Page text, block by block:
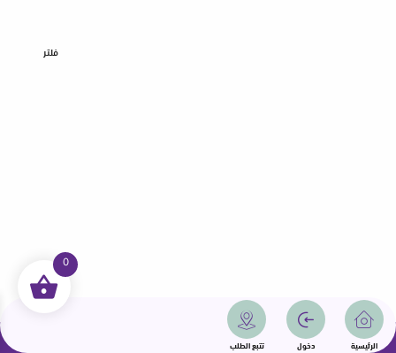
الرئيسية دخول تتبع الطلب
فلتر
جميع الحقوق محفوظة | سمامة 2025 | دولة قطر
0